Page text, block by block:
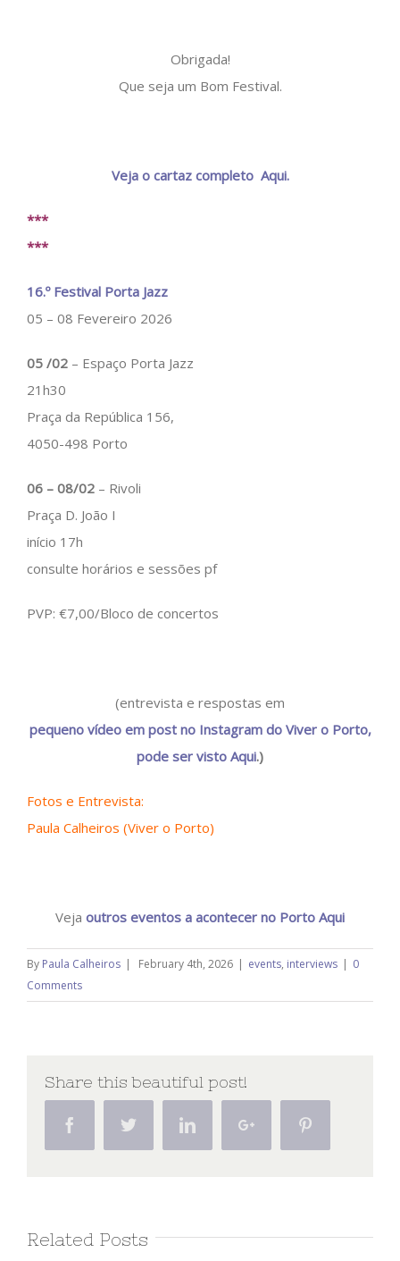
Obrigada!
Que seja um Bom Festival.
Veja o cartaz completo Aqui.
***
***
16.º Festival Porta Jazz
05 – 08 Fevereiro 2026
05 /02 – Espaço Porta Jazz
21h30
Praça da República 156,
4050-498 Porto
06 – 08/02 – Rivoli
Praça D. João I
início 17h
consulte horários e sessões pf
PVP: €7,00/Bloco de concertos
(entrevista e respostas em
pequeno vídeo em post no Instagram do Viver o Porto,
pode ser visto Aqui.)
Fotos e Entrevista:
Paula Calheiros (Viver o Porto)
Veja outros eventos a acontecer no Porto Aqui
By Paula Calheiros | February 4th, 2026 | events, interviews | 0
Comments
Share this beautiful post!
Facebook Twitter LinkedinGoogle+
Related Posts